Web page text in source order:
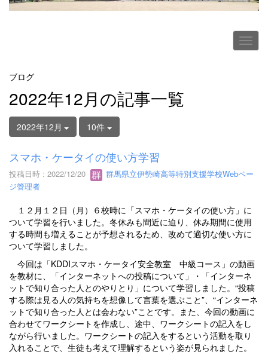
ブログ
2022年12月の記事一覧
2022年12月 10件
スマホ・ケータイの使い方学習
投稿日時 : 2022/12/20
群馬県立伊勢崎高等特別支援学校Webペー
ジ管理者
１２月１２日（月）６校時に「スマホ・ケータイの使い方」に
ついて学習を行いました。冬休みも間近に迫り、休み期間に使用
する時間も増えることが予想されるため、改めて適切な使い方に
ついて学習しました。
今回は「KDDIスマホ・ケータイ安全教室 中級コース」の動画
を教材に、「インターネットへの投稿について」・「インターネ
ットで知り合った人とのやりとり」について学習しました。“投稿
する際は見る人の気持ちを想像して言葉を選ぶこと”、“インターネ
ットで知り合った人とは会わない”ことです。また、今回の動画に
合わせてワークシートを作成し、途中、ワークシートの記入をし
ながら行いました。ワークシートの記入をするという活動を取り
入れることで、生徒も考えて理解するという姿が見られました。